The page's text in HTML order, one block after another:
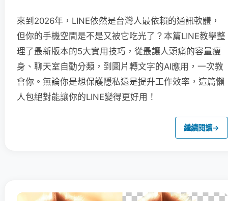
來到2026年，LINE依然是台灣人最依賴的通訊軟體，
但你的手機空間是不是又被它吃光了？本篇LINE教學整
理了最新版本的5大實用技巧，從最讓人頭痛的容量瘦
身、聊天室自動分類，到圖片轉文字的AI應用，一次教
會你。無論你是想保護隱私還是提升工作效率，這篇懶
人包絕對能讓你的LINE變得更好用！
繼續閱讀→